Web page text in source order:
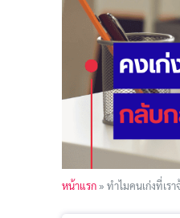
หน้าแรก » ทำไมคนเก่งที่เร